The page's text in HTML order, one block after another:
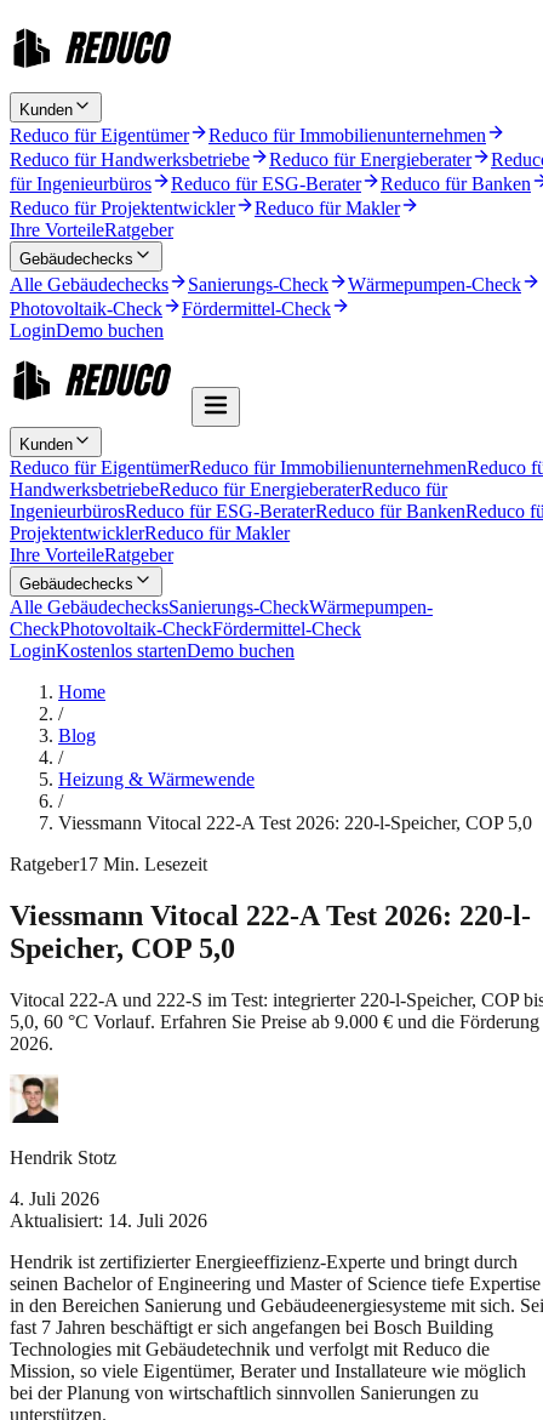
Kunden
Reduco für Eigentümer
Reduco für Immobilienunternehmen
Reduco für Handwerksbetriebe
Reduco für Energieberater
für Ingenieurbüros
Reduco für ESG-Berater
Reduco für Banken
Reduco für Projektentwickler
Reduco für Makler
Ihre VorteileRatgeber
Gebäudechecks
Alle Gebäudechecks Sanierungs-Check
Wärmepumpen-Check
Photovoltaik-Check
Fördermittel-Check
LoginDemo buchen
Kunden
Reduco für EigentümerReduco für ImmobilienunternehmenReduco
HandwerksbetriebeReduco für EnergieberaterReduco für
IngenieurbürosReduco für ESG-BeraterReduco für BankenReduco
ProjektentwicklerReduco für Makler
Ihre VorteileRatgeber
Gebäudechecks
Alle GebäudechecksSanierungs-CheckWärmepumpen-
CheckPhotovoltaik-CheckFördermittel-Check
LoginKostenlos startenDemo buchen
Home
/
Blog
/
Heizung & Wärmewende
/
Viessmann Vitocal 222-A Test 2026: 220-l-Speicher, COP 5,0
Ratgeber17 Min. Lesezeit
Viessmann Vitocal 222-A Test 2026: 220-l-
Speicher, COP 5,0
Vitocal 222-A und 222-S im Test: integrierter 220-l-Speicher, COP
5,0, 60 °C Vorlauf. Erfahren Sie Preise ab 9.000 € und die Förderung
2026.
Hendrik Stotz
4. Juli 2026
Aktualisiert: 14. Juli 2026
Hendrik ist zertifizierter Energieeffizienz-Experte und bringt durch
seinen Bachelor of Engineering und Master of Science tiefe Expertise
in den Bereichen Sanierung und Gebäudeenergiesysteme mit sich.
fast 7 Jahren beschäftigt er sich angefangen bei Bosch Building
Technologies mit Gebäudetechnik und verfolgt mit Reduco die
Mission, so viele Eigentümer, Berater und Installateure wie möglich
bei der Planung von wirtschaftlich sinnvollen Sanierungen zu
unterstützen.